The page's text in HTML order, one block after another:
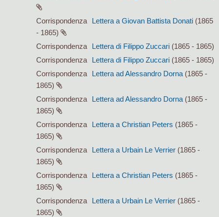
Corrispondenza Lettera a Giovan Battista Donati (1865
- 1865)
Corrispondenza
Lettera di Filippo Zuccari (1865 - 1865)
Corrispondenza
Lettera di Filippo Zuccari (1865 - 1865)
Corrispondenza
Lettera ad Alessandro Dorna (1865 -
1865)
Corrispondenza
Lettera ad Alessandro Dorna (1865 -
1865)
Corrispondenza
Lettera a Christian Peters (1865 -
1865)
Corrispondenza
Lettera a Urbain Le Verrier (1865 -
1865)
Corrispondenza
Lettera a Christian Peters (1865 -
1865)
Corrispondenza
Lettera a Urbain Le Verrier (1865 -
1865)